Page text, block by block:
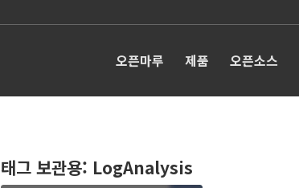
오픈마루 제품 오픈소스
태그 보관용: LogAnalysis